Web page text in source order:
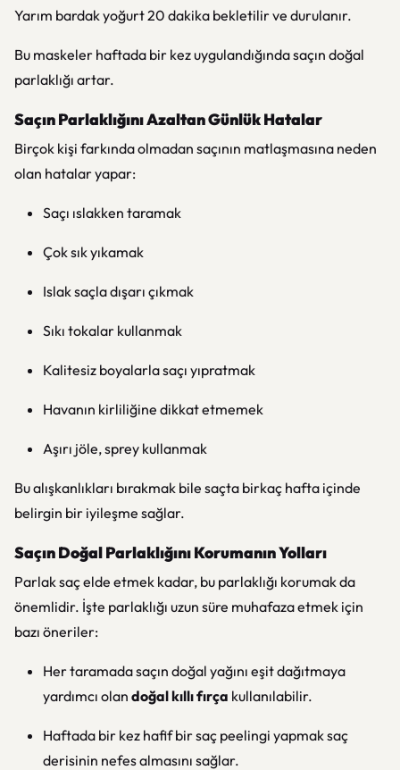
Yarım bardak yoğurt 20 dakika bekletilir ve durulanır.
Bu maskeler haftada bir kez uygulandığında saçın doğal
parlaklığı artar.
Saçın Parlaklığını Azaltan Günlük Hatalar
Birçok kişi farkında olmadan saçının matlaşmasına neden
olan hatalar yapar:
Saçı ıslakken taramak
Çok sık yıkamak
Islak saçla dışarı çıkmak
Sıkı tokalar kullanmak
Kalitesiz boyalarla saçı yıpratmak
Havanın kirliliğine dikkat etmemek
Aşırı jöle, sprey kullanmak
Bu alışkanlıkları bırakmak bile saçta birkaç hafta içinde
belirgin bir iyileşme sağlar.
Saçın Doğal Parlaklığını Korumanın Yolları
Parlak saç elde etmek kadar, bu parlaklığı korumak da
önemlidir. İşte parlaklığı uzun süre muhafaza etmek için
bazı öneriler:
Her taramada saçın doğal yağını eşit dağıtmaya
yardımcı olan doğal kıllı fırça kullanılabilir.
Haftada bir kez hafif bir saç peelingi yapmak saç
derisinin nefes almasını sağlar.